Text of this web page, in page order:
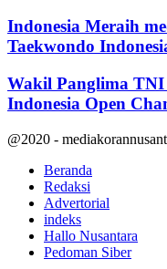
Indonesia Meraih
Taekwondo
Wakil Panglima TNI
Indonesia Open
@2020 -
Beranda
Redaksi
Advertorial
indeks
Hallo Nusantara
Pedoman Siber